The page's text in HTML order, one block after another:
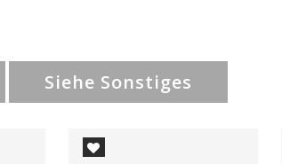
Siehe Sonstiges